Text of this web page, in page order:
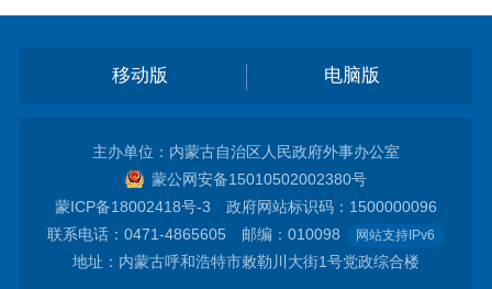
移动版 电脑版
主办单位：内蒙古自治区人民政府外事办公室
蒙公网安备15010502002380号
蒙ICP备18002418号-3 政府网站标识码：1500000096
联系电话：0471-4865605 邮编：010098
网站支持IPv6
地址：内蒙古呼和浩特市敕勒川大街1号党政综合楼